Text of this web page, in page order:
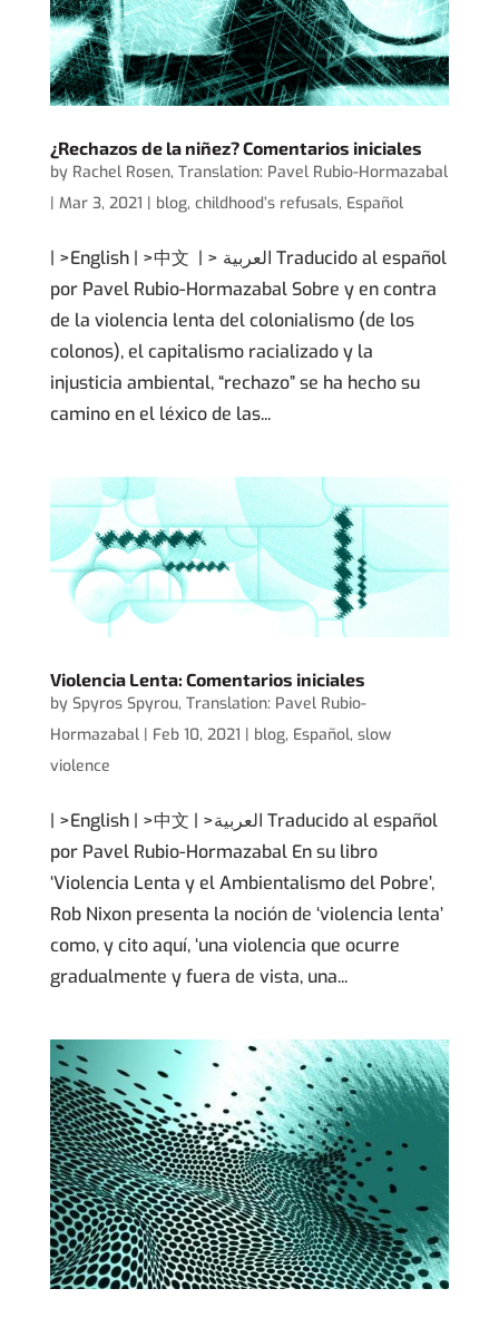
¿Rechazos de la niñez? Comentarios iniciales
by Rachel Rosen, Translation: Pavel Rubio-Hormazabal
| Mar 3, 2021 | blog, childhood’s refusals, Español
| >English | >中文 | > العربية Traducido al español
por Pavel Rubio-Hormazabal Sobre y en contra
de la violencia lenta del colonialismo (de los
colonos), el capitalismo racializado y la
injusticia ambiental, “rechazo” se ha hecho su
camino en el léxico de las...
Violencia Lenta: Comentarios iniciales
by Spyros Spyrou, Translation: Pavel Rubio-
Hormazabal| Feb 10, 2021 | blog, Español, slow
violence
| >English | >中文 | >العربية Traducido al español
por Pavel Rubio-Hormazabal En su libro
‘Violencia Lenta y el Ambientalismo del Pobre’,
Rob Nixon presenta la noción de ‘violencia lenta’
como, y cito aquí, ‘una violencia que ocurre
gradualmente y fuera de vista, una...